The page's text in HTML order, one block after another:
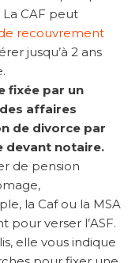
La CAF peut
recouvrement
jusqu’à 2 ans
fixée par un
affaires
de divorce par
devant notaire.
de pension
la Caf ou la MSA
pour verser l’ASF.
elle vous indique